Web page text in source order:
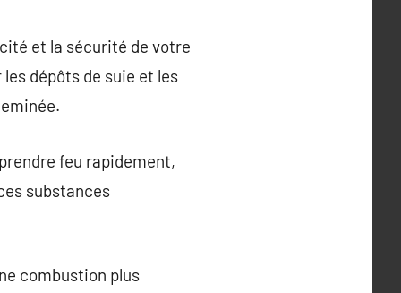
et la sécurité de votre
dépôts de suie et les
feu rapidement,
substances
combustion plus